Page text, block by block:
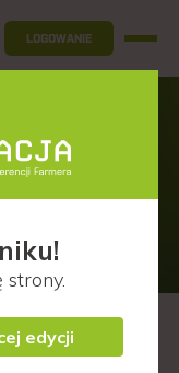
LOGOWANIE
strony.
edycji